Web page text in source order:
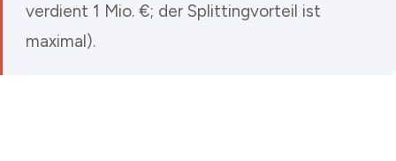
verdient 1 Mio. €; der Splittingvorteil ist
maximal).